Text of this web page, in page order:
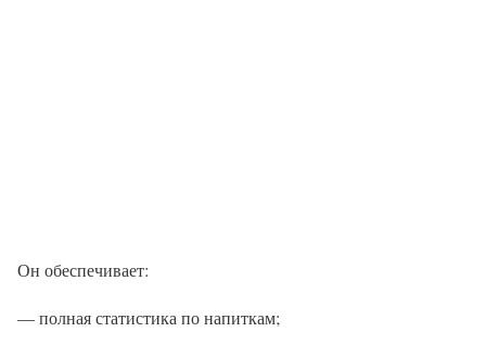
Он обеспечивает:
— полная статистика по напиткам;